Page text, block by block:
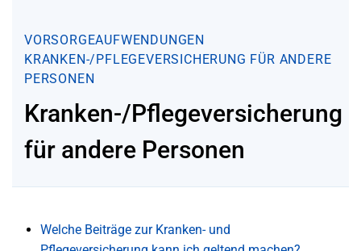
VORSORGEAUFWENDUNGEN
KRANKEN-/PFLEGEVERSICHERUNG FÜR ANDERE
PERSONEN
Kranken-/Pflegeversicherung
für andere Personen
Welche Beiträge zur Kranken- und